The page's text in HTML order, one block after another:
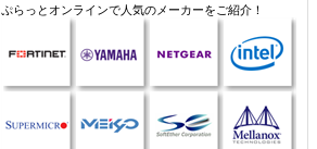
ぷらっとオンラインで人気のメーカーをご紹介！